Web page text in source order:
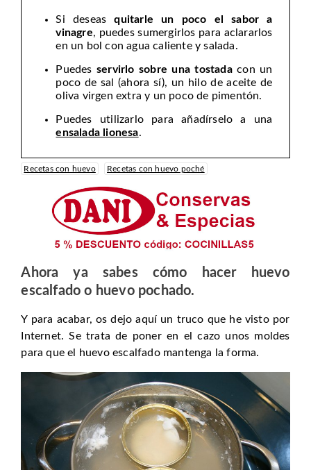
Si deseasquitarle un poco el sabor a
vinagre, puedes sumergirlos para aclararlos
en un bol con agua caliente y salada.
Puedesservirlo sobre una tostadacon un
poco de sal (ahora sí), un hilo de aceite de
oliva virgen extra y un poco de pimentón.
Puedes utilizarlo para añadírselo a una
ensalada lionesa.
Recetas con huevo Recetas con huevo poché
Ahora ya sabes cómo hacer huevo
escalfado o huevo pochado.
Y para acabar, os dejo aquí un truco que he visto por
Internet. Se trata de poner en el cazo unos moldes
para que el huevo escalfado mantenga la forma.